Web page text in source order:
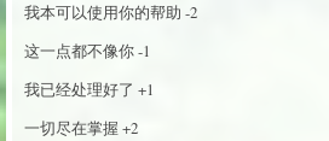
我本可以使用你的帮助 -2
这一点都不像你 -1
我已经处理好了 +1
一切尽在掌握 +2